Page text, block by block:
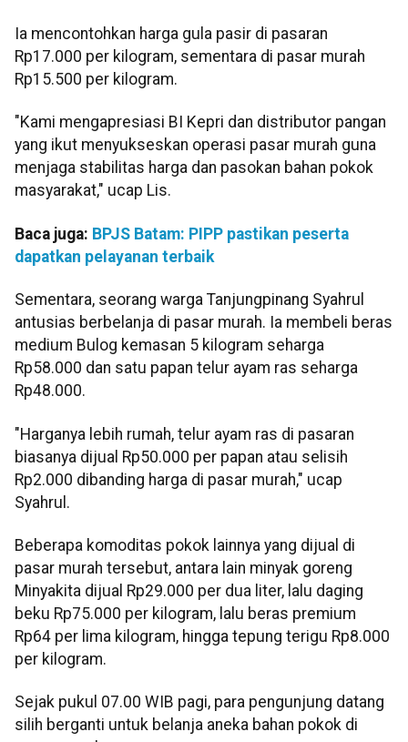
Ia mencontohkan harga gula pasir di pasaran
Rp17.000 per kilogram, sementara di pasar murah
Rp15.500 per kilogram.
"Kami mengapresiasi BI Kepri dan distributor pangan
yang ikut menyukseskan operasi pasar murah guna
menjaga stabilitas harga dan pasokan bahan pokok
masyarakat," ucap Lis.
Baca juga: BPJS Batam: PIPP pastikan peserta
dapatkan pelayanan terbaik
Sementara, seorang warga Tanjungpinang Syahrul
antusias berbelanja di pasar murah. Ia membeli beras
medium Bulog kemasan 5 kilogram seharga
Rp58.000 dan satu papan telur ayam ras seharga
Rp48.000.
"Harganya lebih rumah, telur ayam ras di pasaran
biasanya dijual Rp50.000 per papan atau selisih
Rp2.000 dibanding harga di pasar murah," ucap
Syahrul.
Beberapa komoditas pokok lainnya yang dijual di
pasar murah tersebut, antara lain minyak goreng
Minyakita dijual Rp29.000 per dua liter, lalu daging
beku Rp75.000 per kilogram, lalu beras premium
Rp64 per lima kilogram, hingga tepung terigu Rp8.000
per kilogram.
Sejak pukul 07.00 WIB pagi, para pengunjung datang
silih berganti untuk belanja aneka bahan pokok di